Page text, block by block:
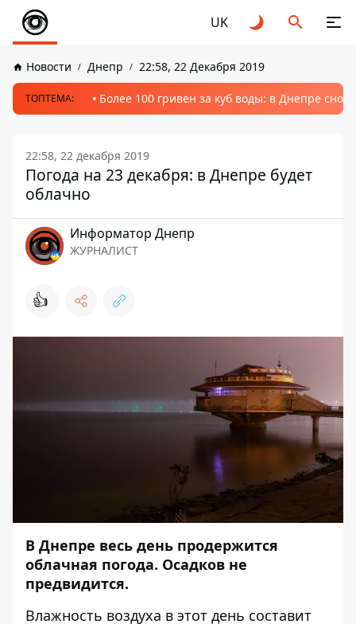
UK
Новости Днепр 22:58, 22 Декабря 2019
ТОПТЕМА: Более 100 гривен за куб воды: в Днепре
22:58, 22 декабря 2019
Погода на 23 декабря: в Днепре будет
облачно
Информатор Днепр
ЖУРНАЛИСТ
👍
В Днепре весь день продержится
облачная погода. Осадков не
предвидится.
Влажность воздуха в этот день составит